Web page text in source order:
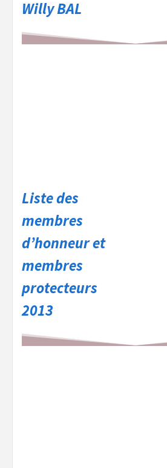
Willy BAL
Liste des
membres
d’honneur et
membres
protecteurs
2013